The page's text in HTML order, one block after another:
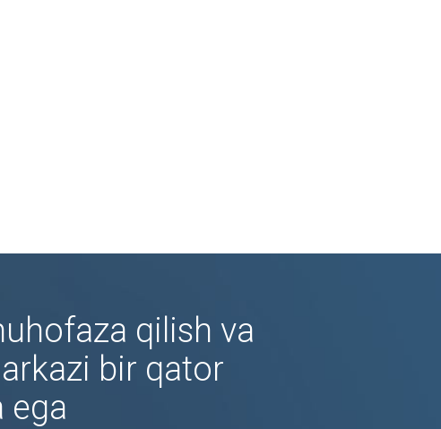
qilish va
bir qator
ega